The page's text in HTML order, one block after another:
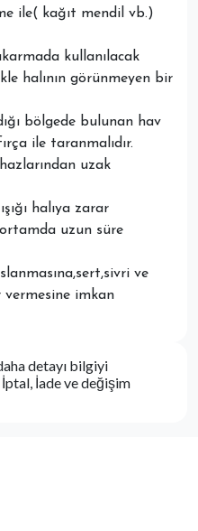
ile( kağıt mendil vb.)
kullanılacak
halının görünmeyen bir
bölgede bulunan hav
ile taranmalıdır.
uzak
halıya zarar
uzun süre
ve
vermesine imkan
detayı bilgiyi
İptal, İade ve değişim